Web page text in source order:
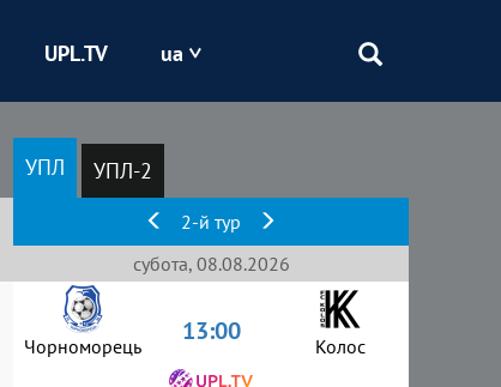
Кривбас
Оболонь
UPL.TV ua
УПЛ УПЛ-2
2-й тур
субота, 08.08.2026
Чорноморець 13:00 Колос